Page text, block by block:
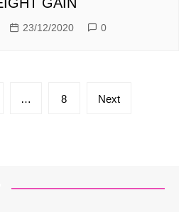
GAIN
23/12/2020 0
… 8 Next